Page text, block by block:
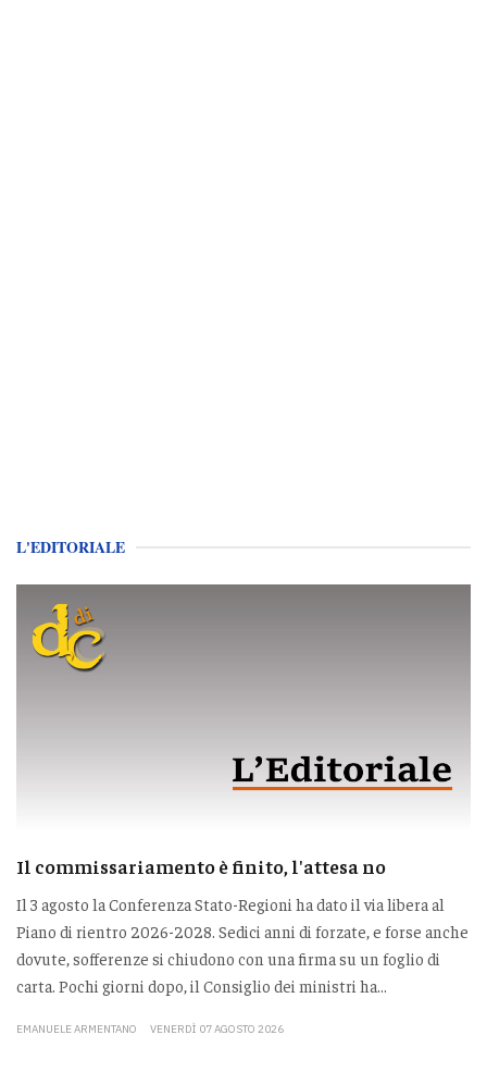
L'EDITORIALE
Il commissariamento è finito, l'attesa no
Il 3 agosto la Conferenza Stato-Regioni ha dato il via libera al
Piano di rientro 2026-2028. Sedici anni di forzate, e forse anche
dovute, sofferenze si chiudono con una firma su un foglio di
carta. Pochi giorni dopo, il Consiglio dei ministri ha...
EMANUELE ARMENTANO VENERDÌ 07 AGOSTO 2026